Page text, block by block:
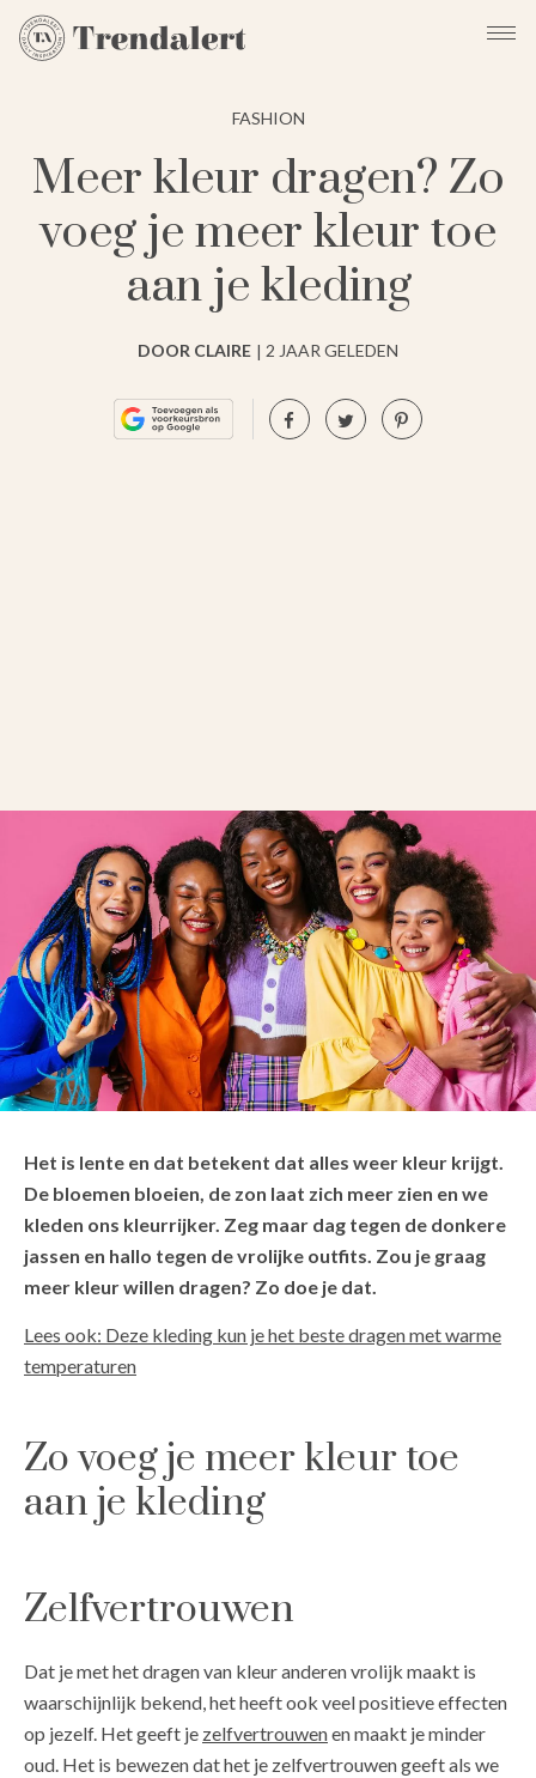
FASHION
Meer kleur dragen? Zo
voeg je meer kleur toe
aan je kleding
DOOR CLAIRE 2 JAAR GELEDEN
Het is lente en dat betekent dat alles weer kleur krijgt.
De bloemen bloeien, de zon laat zich meer zien en we
kleden ons kleurrijker. Zeg maar dag tegen de donkere
jassen en hallo tegen de vrolijke outfits. Zou je graag
meer kleur willen dragen? Zo doe je dat.
Lees ook: Deze kleding kun je het beste dragen met warme
temperaturen
Zo voeg je meer kleur toe
aan je kleding
Zelfvertrouwen
Dat je met het dragen van kleur anderen vrolijk maakt is
waarschijnlijk bekend, het heeft ook veel positieve effecten
op jezelf. Het geeft je zelfvertrouwenen maakt je minder
oud. Het is bewezen dat het je zelfvertrouwen geeft als we